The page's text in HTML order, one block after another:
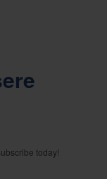
today!